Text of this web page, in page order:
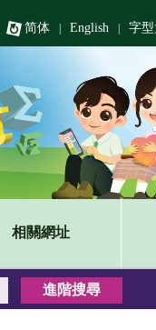
字
English
简体
相關網址